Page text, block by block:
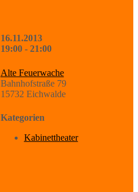
16.11.2013
19:00 - 21:00
Alte Feuerwache
Bahnhofstraße 79
15732 Eichwalde
Kategorien
Kabinettheater